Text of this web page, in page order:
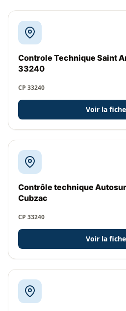
Controle Technique Saint
33240
CP 33240
Voir la fiche
Contrôle technique
Cubzac
CP 33240
Voir la fiche